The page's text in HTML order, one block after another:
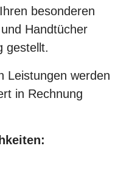
besonderen
Handtücher
gestellt.
Leistungen werden
in Rechnung